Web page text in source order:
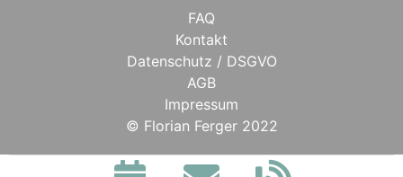
FAQ
Kontakt
Datenschutz / DSGVO
AGB
Impressum
© Florian Ferger 2022
BLEIBE IN
VERBINDUNG.